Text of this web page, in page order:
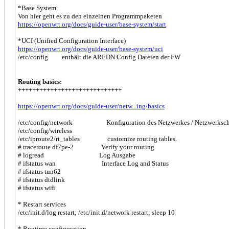
*Base System:
Von hier geht es zu den einzelnen Programmpaketen
https://openwrt.org/docs/guide-user/base-system/start
*UCI (Unified Configuration Interface)
https://openwrt.org/docs/guide-user/base-system/uci
/etc/config enthält die AREDN Config Dateien der FW
Routing basics:
+++++++++++++++++++++++++++++
https://openwrt.org/docs/guide-user/netw...ing/basics
/etc/config/network Konfiguration des Netzwerkes /
/etc/config/wireless
/etc/iproute2/rt_tables customize routing tables.
# traceroute df7pe-2 Verify your routing
# logread Log Ausgabe
# ifstatus wan Interface Log and Status
# ifstatus tun62
# ifstatus dtdlink
# ifstatus wifi
* Restart services
/etc/init.d/log restart; /etc/init.d/network restart; sleep 10